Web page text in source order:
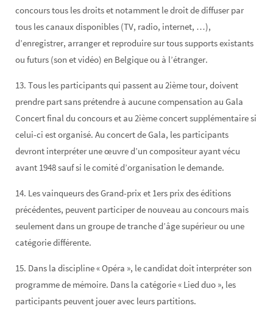
concours tous les droits et notamment le droit de diffuser par
tous les canaux disponibles (TV, radio, internet, …),
d’enregistrer, arranger et reproduire sur tous supports existants
ou futurs (son et vidéo) en Belgique ou à l’étranger.
13. Tous les participants qui passent au 2ième tour, doivent
prendre part sans prétendre à aucune compensation au Gala
Concert final du concours et au 2ième concert supplémentaire si
celui-ci est organisé. Au concert de Gala, les participants
devront interpréter une œuvre d’un compositeur ayant vécu
avant 1948 sauf si le comité d’organisation le demande.
14. Les vainqueurs des Grand-prix et 1ers prix des éditions
précédentes, peuvent participer de nouveau au concours mais
seulement dans un groupe de tranche d’âge supérieur ou une
catégorie différente.
15. Dans la discipline « Opéra », le candidat doit interpréter son
programme de mémoire. Dans la catégorie « Lied duo », les
participants peuvent jouer avec leurs partitions.